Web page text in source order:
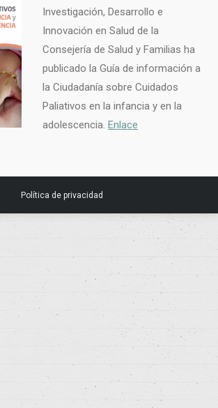
Investigación, Desarrollo e
Innovación en Salud de la
Consejería de Salud y Familias ha
publicado la Guía de información a
la Ciudadanía sobre Cuidados
Paliativos en la infancia y en la
adolescencia. Enlace
Política de privacidad